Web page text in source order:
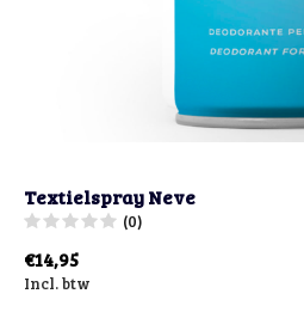
Textielspray Neve
(0)
€14,95
Incl. btw